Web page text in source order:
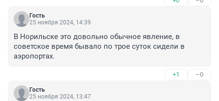
Гость
25 ноября 2024, 14:39
В Норильске это довольно обычное явление, в
советское время бывало по трое суток сидели в
аэропортах.
+1 –0
Гость
25 ноября 2024, 13:47